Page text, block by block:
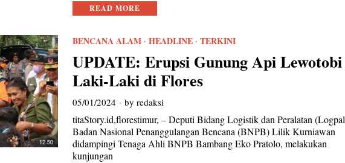
READ MORE
BENCANA ALAM· HEADLINE· TERKINI
UPDATE: Erupsi Gunung Api Lewotobi
Laki-Laki di Flores
05/01/2024 byredaksi
titaStory.id,florestimur, – Deputi Bidang Logistik dan Peralatan
Badan Nasional Penanggulangan Bencana (BNPB) Lilik Kurniawan
didampingi Tenaga Ahli BNPB Bambang Eko Pratolo, melakukan
kunjungan